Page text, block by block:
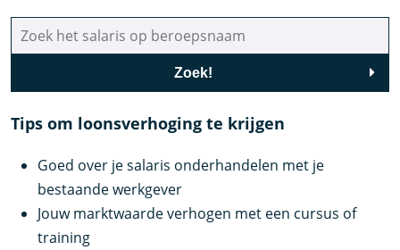
Zoek!
Tips om loonsverhoging te krijgen
Goed over je salaris onderhandelen met je
bestaande werkgever
Jouw marktwaarde verhogen met een cursus of
training